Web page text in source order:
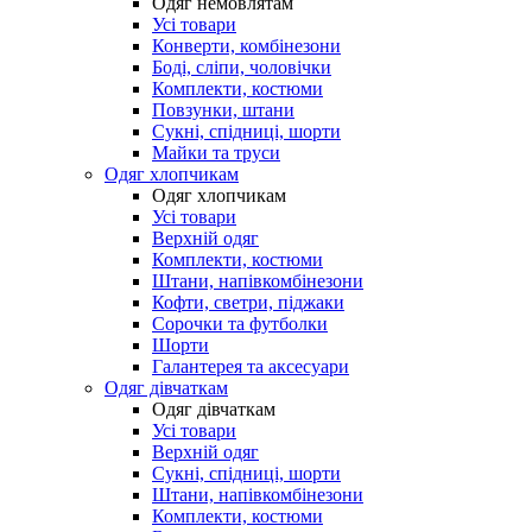
Усі товари
Конверти, комбінезони
Боді, сліпи, чоловічки
Комплекти, костюми
Повзунки, штани
Сукні, спідниці, шорти
Майки та труси
Одяг хлопчикам
Одяг хлопчикам
Усі товари
Верхній одяг
Комплекти, костюми
Штани, напівкомбінезони
Кофти, светри, піджаки
Сорочки та футболки
Шорти
Галантерея та аксесуари
Одяг дівчаткам
Одяг дівчаткам
Усі товари
Верхній одяг
Сукні, спідниці, шорти
Штани, напівкомбінезони
Комплекти, костюми